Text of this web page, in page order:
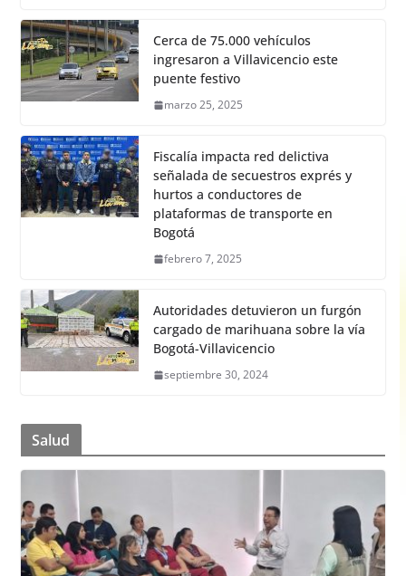
Cerca de 75.000 vehículos
ingresaron a Villavicencio este
puente festivo
marzo 25, 2025
Fiscalía impacta red delictiva
señalada de secuestros exprés y
hurtos a conductores de
plataformas de transporte en
Bogotá
febrero 7, 2025
Autoridades detuvieron un furgón
cargado de marihuana sobre la vía
Bogotá-Villavicencio
septiembre 30, 2024
Salud